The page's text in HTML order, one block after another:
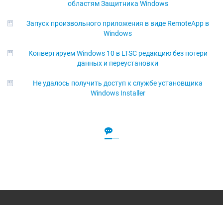
областям Защитника Windows
Запуск произвольного приложения в виде RemoteApp в
Windows
Конвертируем Windows 10 в LTSC редакцию без потери
данных и переустановки
Не удалось получить доступ к службе установщика
Windows Installer